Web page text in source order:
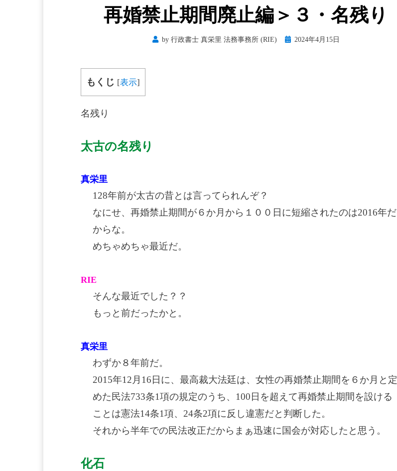
再婚禁止期間廃止編＞３・名残り
by 行政書士 真栄里 法務事務所 (RIE)
Posted2024年4月15日
もくじ [表示]
名残り
太古の名残り
真栄里
128年前が太古の昔とは言ってられんぞ？
なにせ、再婚禁止期間が６か月から１００日に短縮されたのは2016年だ
からな。
めちゃめちゃ最近だ。
RIE
そんな最近でした？？
もっと前だったかと。
真栄里
わずか８年前だ。
2015年12月16日に、最高裁大法廷は、女性の再婚禁止期間を６か月と定
めた民法733条1項の規定のうち、100日を超えて再婚禁止期間を設ける
ことは憲法14条1項、24条2項に反し違憲だと判断した。
それから半年での民法改正だからまぁ迅速に国会が対応したと思う。
化石